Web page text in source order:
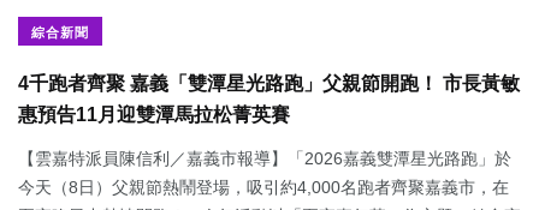
綜合新聞
4千跑者齊聚 嘉義「雙潭星光路跑」父親節開跑！ 市長黃敏
惠預告11月迎雙潭馬拉松菁英賽
【雲嘉特派員陳信利／嘉義市報導】「2026嘉義雙潭星光路跑」於
今天（8日）父親節熱鬧登場，吸引約4,000名跑者齊聚嘉義市，在